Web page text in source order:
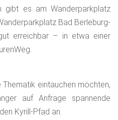
gibt es am Wanderparkplatz
Bad Berleburg-
erreichbar – in etwa einer
eintauchen möchten,
auf Anfrage spannende
Kyrill-Pfad an.